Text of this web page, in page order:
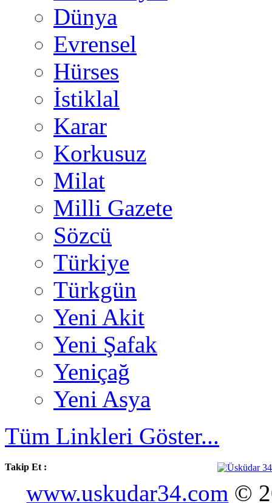
Dünya
Evrensel
Hürses
İstiklal
Karar
Korkusuz
Milat
Milli Gazete
Sözcü
Türkiye
Türkgün
Yeni Akit
Yeni Şafak
Yeniçağ
Yeni Asya
Tüm Linkleri Göster...
Takip Et :
www.uskudar34.com ©